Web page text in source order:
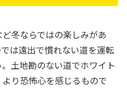
冬ならではの楽しみがあ
は遠出で慣れない道を運転
土地勘のない道でホワイト
り恐怖心を感じるもので